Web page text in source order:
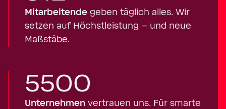
Mitarbeitende geben täglich alles. Wir
setzen auf Höchstleistung – und neue
Maßstäbe.
5500
Unternehmen vertrauen uns. Für smarte